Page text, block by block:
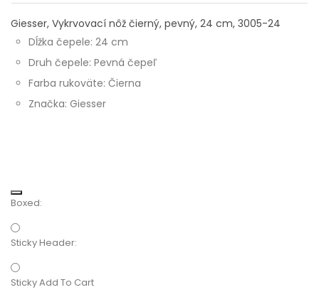
Giesser, Vykrvovací nôž čierný, pevný, 24 cm, 3005-24
Dĺžka čepele: 24 cm
Druh čepele: Pevná čepeľ
Farba rukoväte: Čierna
Značka: Giesser
Boxed:
Sticky Header:
Sticky Add To Cart